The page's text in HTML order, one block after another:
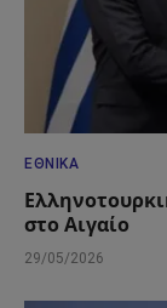
ΕΘΝΙΚΆ
στο Αιγαίο
29/05/2026